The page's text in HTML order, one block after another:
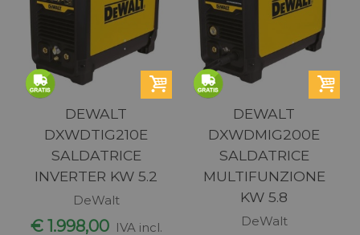
DEWALT
DXWDTIG210E
SALDATRICE
INVERTER KW 5.2
DeWalt
€ 1.998,00 IVA incl.
DEWALT
DXWDMIG200E
SALDATRICE
MULTIFUNZIONE
KW 5.8
DeWalt